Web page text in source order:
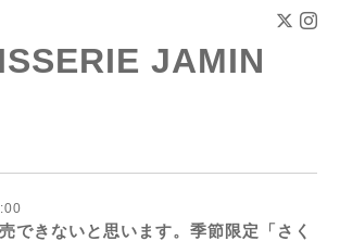
JAMIN
できないと思います。季節限定「さく